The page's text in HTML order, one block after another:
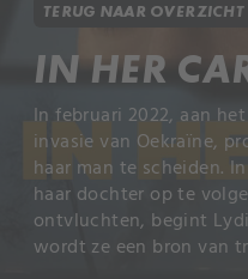
TERUG NAAR OVERZICHT
IN HER
In februari 2022, aan
invasie van Oekraïne,
haar man te scheiden.
haar dochter op te
ontvluchten, begint
wordt ze een bron van